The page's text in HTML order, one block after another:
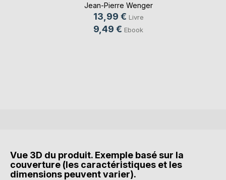
Jean-Pierre Wenger
13,99 € Livre
9,49 € Ebook
Vue 3D du produit. Exemple basé sur la
couverture (les caractéristiques et les
dimensions peuvent varier).